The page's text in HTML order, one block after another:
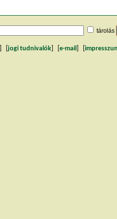
tárolás
jogi tudnivalók e-mail